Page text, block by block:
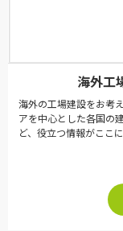
海外工
海外の工場建設をお考
アを中心とした各国の
ど、役立つ情報がここに